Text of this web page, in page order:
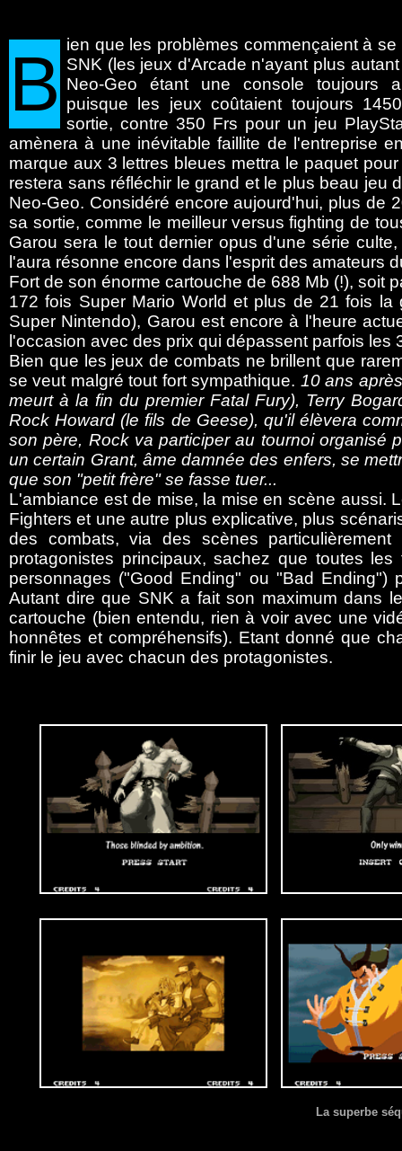
B ien que les problèmes commençaient à se
SNK (les jeux d'Arcade n'ayant plus
Neo-Geo étant une console toujours
puisque les jeux coûtaient toujours
sortie, contre 350 Frs pour un jeu
amènera à une inévitable faillite de l'entreprise
marque aux 3 lettres bleues mettra le paquet
restera sans réfléchir le grand et le plus beau jeu
Neo-Geo. Considéré encore aujourd'hui, plus de
sa sortie, comme le meilleur versus fighting de
Garou sera le tout dernier opus d'une série
l'aura résonne encore dans l'esprit des amateurs
Fort de son énorme cartouche de 688 Mb (!), soit
172 fois Super Mario World et plus de 21 fois
Super Nintendo), Garou est encore à l'heure
l'occasion avec des prix qui dépassent parfois les
Bien que les jeux de combats ne brillent que
se veut malgré tout fort sympathique. 10 ans
meurt à la fin du premier Fatal Fury), Terry
Rock Howard (le fils de Geese), qu'il élèvera
son père, Rock va participer au tournoi organisé
un certain Grant, âme damnée des enfers, se
que son "petit frère" se fasse tuer...
L'ambiance est de mise, la mise en scène aussi.
Fighters et une autre plus explicative, plus
des combats, via des scènes
protagonistes principaux, sachez que toutes
personnages ("Good Ending" ou "Bad
Autant dire que SNK a fait son maximum dans
cartouche (bien entendu, rien à voir avec une
honnêtes et compréhensifs). Etant donné que
finir le jeu avec chacun des protagonistes.
La superbe